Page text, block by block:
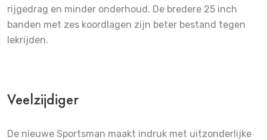
rijgedrag en minder onderhoud. De bredere 25 inch
banden met zes koordlagen zijn beter bestand tegen
lekrijden.
Veelzijdiger
De nieuwe Sportsman maakt indruk met uitzonderlijke